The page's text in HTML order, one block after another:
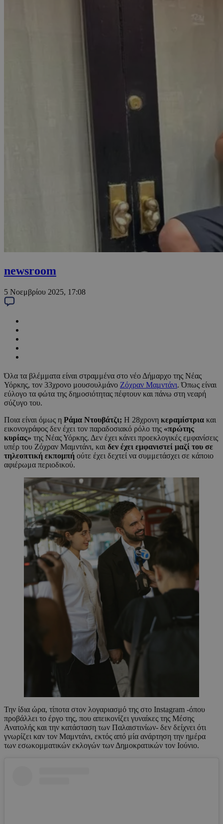
newsroom
5 Νοεμβρίου 2025, 17:08
Όλα τα βλέμματα είναι στραμμένα στο νέο Δήμαρχο της Νέας
Υόρκης, τον 33χρονο μουσουλμάνο Ζόχραν Μαμντάνι. Όπως είναι
εύλογο τα φώτα της δημοσιότητας πέφτουν και πάνω στη νεαρή
σύζυγο του.
Ποια είναι όμως η Ράμα Ντουβάτζι; Η 28χρονη κεραμίστρια και
εικονογράφος δεν έχει τον παραδοσιακό ρόλο της «πρώτης
κυρίας» της Νέας Υόρκης. Δεν έχει κάνει προεκλογικές εμφανίσεις
υπέρ του Ζόχραν Μαμντάνι, και δεν έχει εμφανιστεί μαζί του σε
τηλεοπτική εκπομπή ούτε έχει δεχτεί να συμμετάσχει σε κάποιο
αφιέρωμα περιοδικού.
Την ίδια ώρα, τίποτα στον λογαριασμό της στο Instagram -όπου
προβάλλει το έργο της, που απεικονίζει γυναίκες της Μέσης
Ανατολής και την κατάσταση των Παλαιστινίων- δεν δείχνει ότι
γνωρίζει καν τον Μαμντάνι, εκτός από μία ανάρτηση την ημέρα
των εσωκομματικών εκλογών των Δημοκρατικών τον Ιούνιο.